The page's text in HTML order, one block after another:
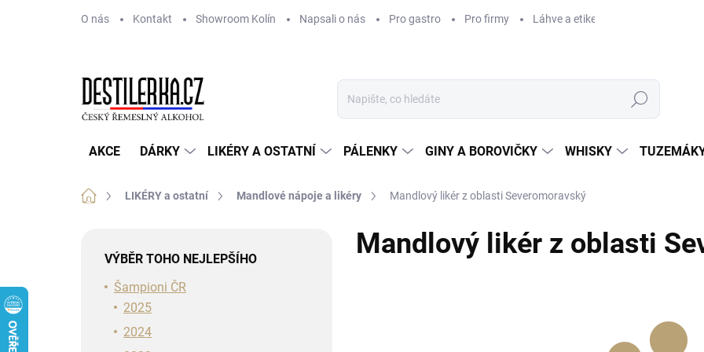
O nás Kontakt Showroom Kolín Napsali o nás Pro gastro Pro firmy Láhve a etikety na míru
Hledat
AKCE DÁRKY LIKÉRY A OSTATNÍ PÁLENKY GINY A BOROVIČKY WHISKY
Domů LIKÉRY a ostatní Mandlové nápoje a likéry Mandlový likér z oblasti Severomoravský
VÝBĚR TOHO NEJLEPŠÍHO
Šampioni ČR
2025
2024
Mandlový likér z oblasti